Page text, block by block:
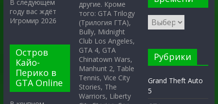
В следующем
году вас ждёт
Игромир 2026
Остров
Кайо-
Перико в
GTA Online
другие. Кроме
того: GTA Trilogy
(Трилогия ГТА),
Bully, Midnight
Club Los Angeles,
GTA 4, GTA
Chinatown Wars,
Manhunt 2, Table
Tennis, Vice City
Stories, The
Warriors, Liberty
Рубрики
Grand Theft Auto
5